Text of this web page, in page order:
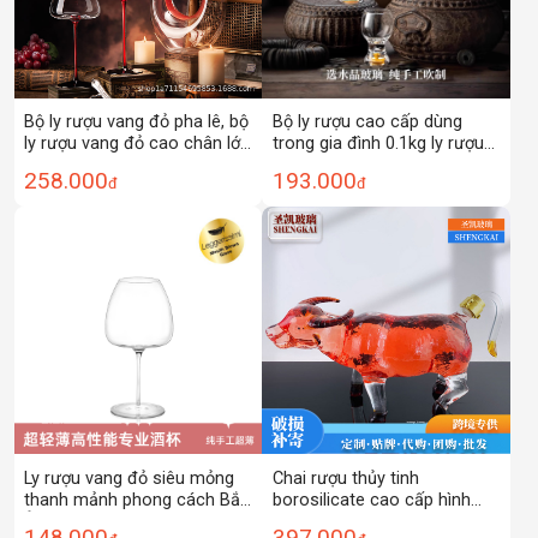
Bộ ly rượu vang đỏ pha lê, bộ
ly rượu vang đỏ cao chân lớn
rượu vang Bordeaux thân
đình, phong cách Bắc Âu.
258.000đ
Bộ ly rượu cao cấp dùng
trong gia đình 0.1kg ly rượu
cấp sang trọng ly đựng rượu
vang
193.000đ
Ly rượu vang đỏ siêu mỏng
thanh mảnh phong cách Bắc
Chai rượu thủy tinh
borosilicate cao cấp hình